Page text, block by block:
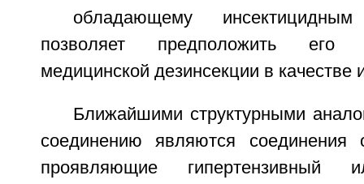
обладающему
позволяет предположить его
медицинской дезинсекции в качестве
Ближайшими структурными
соединению являются
проявляющие гипертензивный